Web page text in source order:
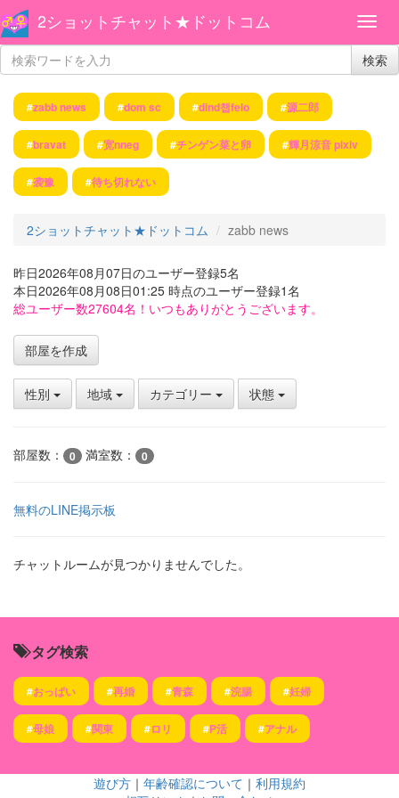
2ショットチャット★ドットコム
検索
#zabb news #dom sc #dind챕felo #源二郎
#bravat #宽nneg #チンゲン菜と卵 #輝月涼音 pixiv
#袭豫 #待ち切れない
2ショットチャット★ドットコム zabb news
昨日2026年08月07日のユーザー登録5名
本日2026年08月08日01:25 時点のユーザー登録1名
総ユーザー数27604名！いつもありがとうございます。
部屋を作成
性別 地域 カテゴリー 状態
部屋数： 0 満室数： 0
無料のLINE掲示板
チャットルームが見つかりませんでした。
タグ検索
#おっぱい #再婚 #青森 #浣腸 #妊婦
#母娘 #関東 #ロリ #P活 #アナル
遊び方 ｜ 年齢確認について ｜ 利用規約